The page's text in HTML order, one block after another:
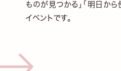
ものが見つかる」「明日か
イベントです。